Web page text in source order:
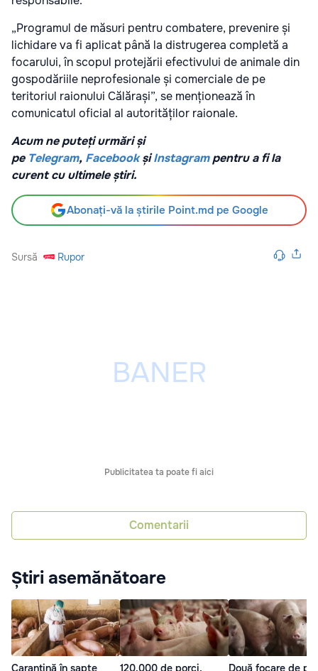
„Programul de măsuri pentru combatere, prevenire și
lichidare va fi aplicat până la distrugerea completă a
focarului, în scopul protejării efectivului de animale din
gospodăriile neprofesionale și comerciale de pe
teritoriul raionului Călărași”, se menționează în
comunicatul oficial al autorităților raionale.
Acum ne puteți urmări și
pe Telegram, Facebook șiInstagrampentru a fi la
curent cu ultimele știri.
Abonați-vă la știrile Point.md pe Google
Sursă Rupor
Publicitatea ta poate fi aici
Comentarii
Știri asemănătoare
Carantină în șapte 120.000 de porci, Două focare de